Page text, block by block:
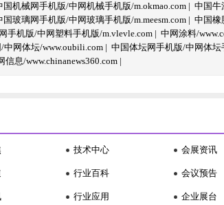
国机械网手机版/中网机械手机版/m.okmao.com | 中国牛
国玻璃网手机版/中网玻璃手机版/m.meesm.com | 中国橡
手机版/中网塑料手机版/m.vlevle.com | 中网涂料/
中网体坛/www.oubili.com | 中国体坛网手机版/中网体
信息/www.chinanews360.com |
技术中心
行业百科
行业应用
会展资讯
会议预告
企业展台